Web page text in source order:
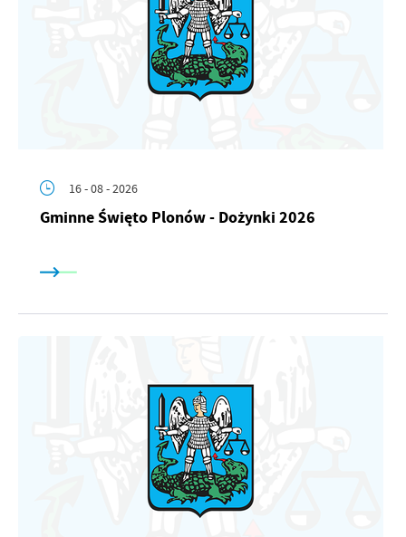
16 - 08 - 2026
Gminne Święto Plonów - Dożynki 2026
treści w postaci wiadomości, ofert, komunikatów mediów